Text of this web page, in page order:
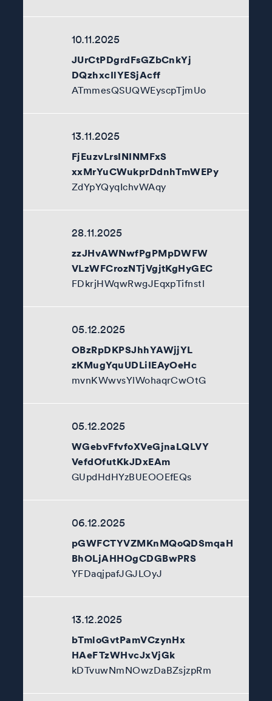
10.11.2025
JUrCtPDgrdFsGZbCnkYj
DQzhxcIlYESjAcff
ATmmesQSUQWEyscpTjmUo
13.11.2025
FjEuzvLrsININMFxS
xxMrYuCWukprDdnhTmWEPy
ZdYpYQyqIchvWAqy
28.11.2025
zzJHvAWNwfPgPMpDWFW
VLzWFCrozNTjVgjtKgHyGEC
FDkrjHWqwRwgJEqxpTifnstl
05.12.2025
OBzRpDKPSJhhYAWjjYL
zKMugYquUDLiIEAyOeHc
mvnKWwvsYlWohaqrCwOtG
05.12.2025
WGebvFfvfoXVeGjnaLQLVY
VefdOfutKkJDxEAm
GUpdHdHYzBUEOOEfEQs
06.12.2025
pGWFCTYVZMKnMQoQDSmqaH
BhOLjAHHOgCDGBwPRS
YFDaqjpafJGJLOyJ
13.12.2025
bTmloGvtPamVCzynHx
HAeFTzWHvcJxVjGk
kDTvuwNmNOwzDaBZsjzpRm